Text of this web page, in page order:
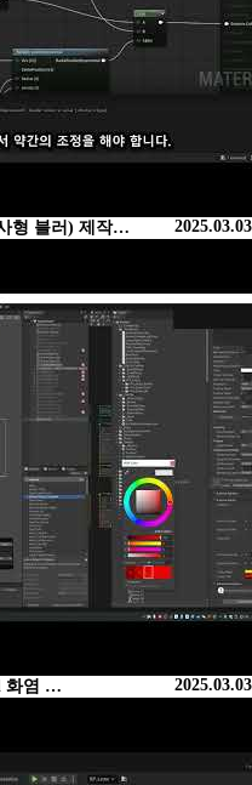
2025.03.03
형 블러) 제작…
2025.03.03
화염 …